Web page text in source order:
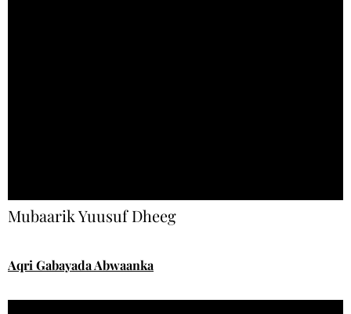
Mubaarik Yuusuf Dheeg
Aqri Gabayada Abwaanka